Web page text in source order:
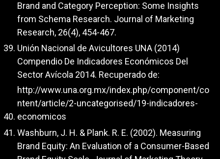
Brand and Category Perception: Some Insights
from Schema Research. Journal of Marketing
Research, 26(4), 454-467.
Unión Nacional de Avicultores UNA (2014)
Compendio De Indicadores Económicos Del
Sector Avícola 2014. Recuperado de:
http://www.una.org.mx/index.php/component/co
ntent/article/2-uncategorised/19-indicadores-
economicos
Washburn, J. H. & Plank. R. E. (2002). Measuring
Brand Equity: An Evaluation of a Consumer-Based